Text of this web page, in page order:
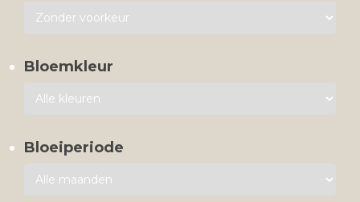
Bloemkleur
Bloeiperiode